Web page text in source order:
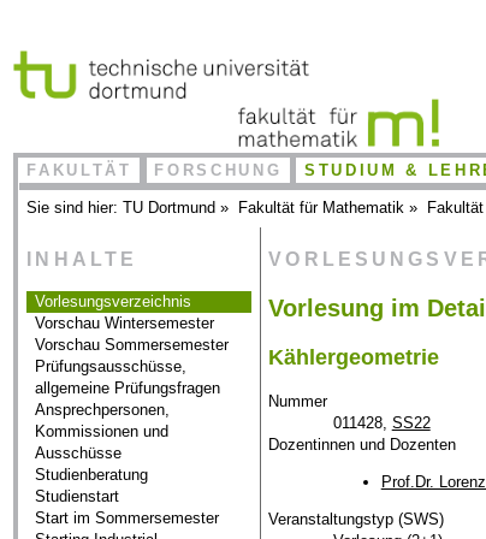
FAKULTÄT FORSCHUNG STUDIUM &
Sie sind hier:TU Dortmund » Fakultät für Mathematik » Fakultät
INHALTE
Vorlesungsverzeichnis
Vorschau Wintersemester
Vorschau Sommersemester
Prüfungsausschüsse,
allgemeine Prüfungsfragen
Ansprechpersonen,
Kommissionen und
Ausschüsse
Studienberatung
Studienstart
Start im Sommersemester
Vorlesung im Detail
Kählergeometrie
Nummer
011428, SS22
Dozentinnen und Dozenten
Prof.Dr.
Veranstaltungstyp (SWS)